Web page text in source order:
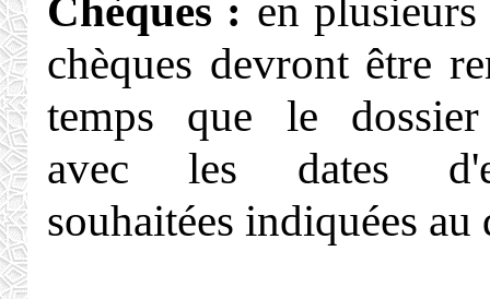
Chèques : en
chèques devront être
temps que le
avec les dates
souhaitées indiquées au